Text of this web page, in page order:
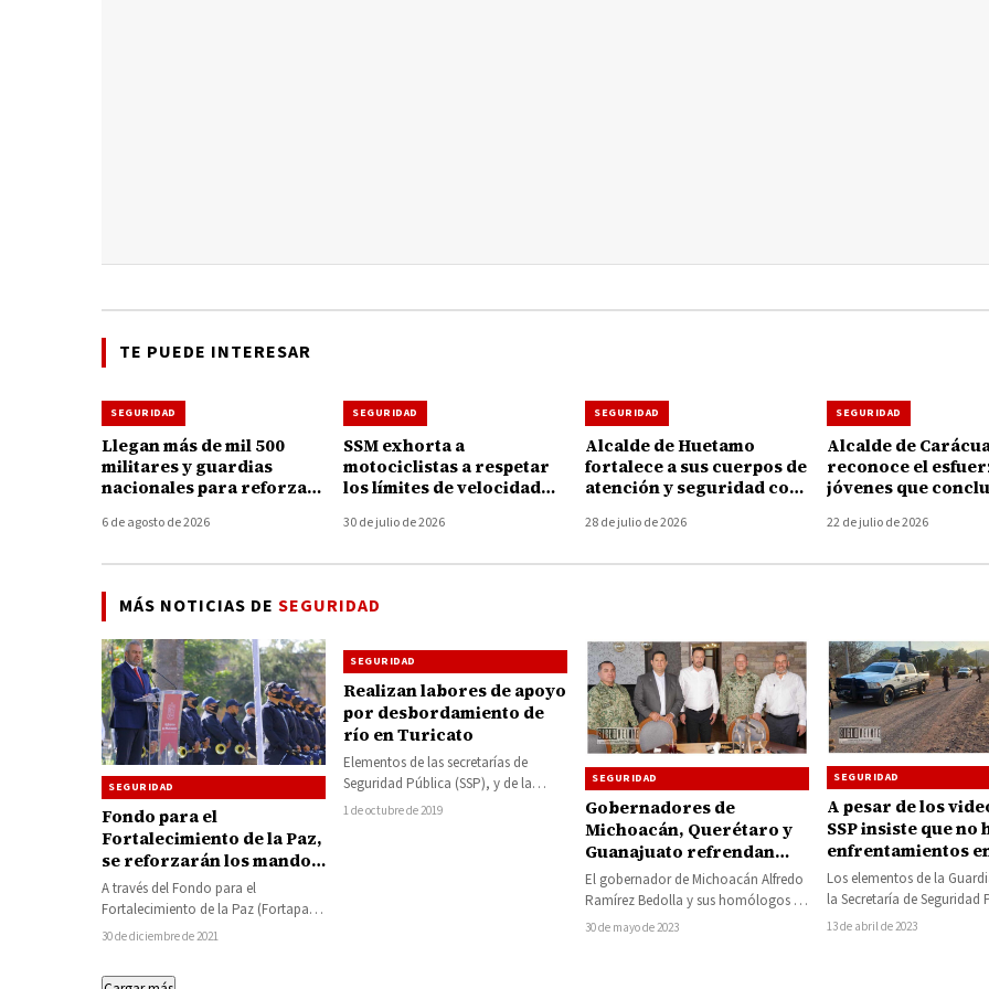
TE PUEDE INTERESAR
SEGURIDAD
Llegan más de mil 500
militares y guardias
nacionales para reforzar
Michoacán
6 de agosto de 2026
SEGURIDAD
SSM exhorta a
motociclistas a respetar
los límites de velocidad
graves durante
30 de julio de 2026
SEGURIDAD
Alcalde de Huetamo
fortalece a sus cuerpos de
atención y seguridad con
28 de julio de 2026
SEGURIDAD
Alcalde de
reconoce el
jóvenes que
Protección Civil
22 de julio de 2026
MÁS NOTICIAS DE SEGURIDAD
SEGURIDAD
Fondo para el
Fortalecimiento de la Paz,
se reforzarán los mandos
policiales con 821 mdp del
Estado y municipios:
Alfredo Ramírez
A través del Fondo para el
Fortalecimiento de la Paz (Fortapaz),
creado por el Gobierno de
30 de diciembre de 2021
SEGURIDAD
Realizan labores de apoyo
por desbordamiento de
río en Turicato
Elementos de las secretarías de
Seguridad Pública (SSP), y de la
Defensa Nacional (Sedena), llevan a
1 de octubre de 2019
SEGURIDAD
Gobernadores de
Michoacán, Querétaro y
Guanajuato refrendan
coordinación para
reforzar la seguridad
El gobernador de Michoacán Alfredo
Ramírez Bedolla y sus homólogos de
Querétaro, Mauricio Kuri González y
30 de mayo de 2023
SEGURIDAD
A pesar de los
SSP insiste que no
enfrentamientos
grupos armados
Tierra Caliente
Los elementos de la
la Secretaría de Seguridad
(SSP), en coordinación con
13 de abril de 2023